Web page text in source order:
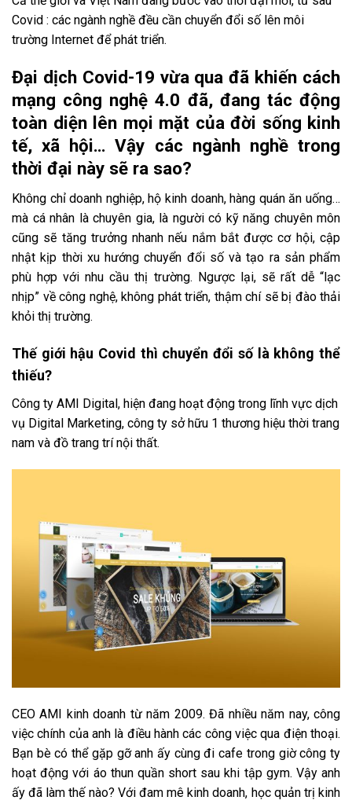
TRONG
CHỈ THỊ
16 CHỨ ?
Covid : các ngành nghề đều cần chuyển đổi số lên môi
trường Internet để phát triển.
Đại dịch Covid-19 vừa qua đã khiến cách
mạng công nghệ 4.0 đã, đang tác động
toàn diện lên mọi mặt của đời sống kinh
tế, xã hội… Vậy các ngành nghề trong
thời đại này sẽ ra sao?
Không chỉ doanh nghiệp, hộ kinh doanh, hàng quán ăn uống…
mà cá nhân là chuyên gia, là người có kỹ năng chuyên môn
cũng sẽ tăng trưởng nhanh nếu nắm bắt được cơ hội, cập
nhật kịp thời xu hướng chuyển đổi số và tạo ra sản phẩm
phù hợp với nhu cầu thị trường. Ngược lại, sẽ rất dễ “lạc
nhịp” về công nghệ, không phát triển, thậm chí sẽ bị đào thải
khỏi thị trường.
Thế giới hậu Covid thì chuyển đổi số là không thể
thiếu?
Công ty AMI Digital, hiện đang hoạt động trong lĩnh vực dịch
vụ Digital Marketing, công ty sở hữu 1 thương hiệu thời trang
nam và đồ trang trí nội thất.
CEO AMI kinh doanh từ năm 2009. Đã nhiều năm nay, công
việc chính của anh là điều hành các công việc qua điện thoại.
Bạn bè có thể gặp gỡ anh ấy cùng đi cafe trong giờ công ty
hoạt động với áo thun quần short sau khi tập gym. Vậy anh
ấy đã làm thế nào? Với đam mê kinh doanh, học quản trị kinh